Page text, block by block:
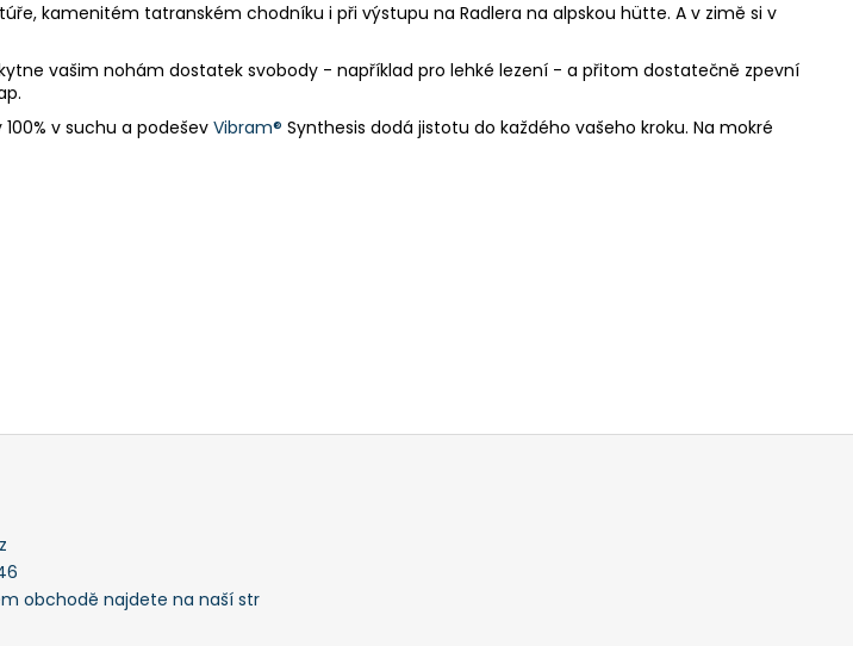
kamenitém tatranském chodníku i při výstupu na Radlera na alpskou hütte. A v zimě si v
vašim nohám dostatek svobody - například pro lehké lezení - a přitom dostatečně zpevní
v suchu a podešev Vibram® Synthesis dodá jistotu do každého vašeho kroku. Na mokré
obchodě najdete na naší str